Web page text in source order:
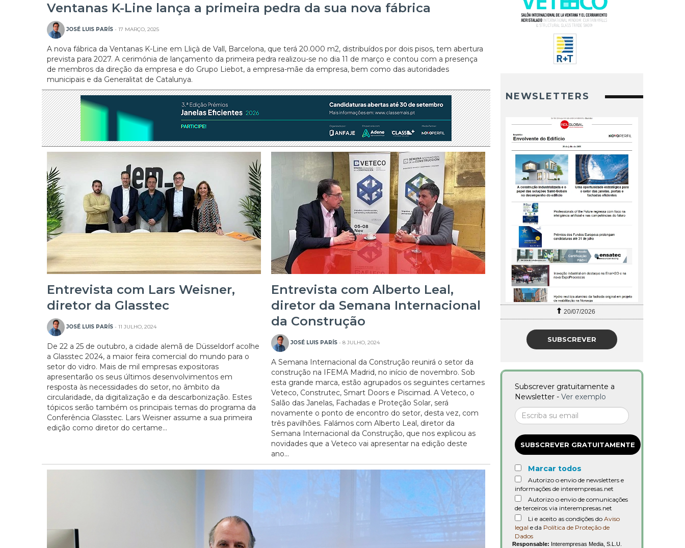
Ventanas K-Line lança a primeira pedra da sua nova fábrica
JOSÉ LUIS PARÍS - 17 MARÇO, 2025
A nova fábrica da Ventanas K-Line em Lliçà de Vall, Barcelona, que terá 20.000 m2, distribuídos por dois pisos, tem abertura
prevista para 2027. A cerimónia de lançamento da primeira pedra realizou-se no dia 11 de março e contou com a presença
de membros da direção da empresa e do Grupo Liebot, a empresa-mãe da empresa, bem como das autoridades
municipais e da Generalitat de Catalunya.
Entrevista com Lars Weisner,
diretor da Glasstec
JOSÉ LUIS PARÍS - 11 JULHO, 2024
De 22 a 25 de outubro, a cidade alemã de Düsseldorf acolhe
a Glasstec 2024, a maior feira comercial do mundo para o
setor do vidro. Mais de mil empresas expositoras
apresentarão os seus últimos desenvolvimentos em
resposta às necessidades do setor, no âmbito da
circularidade, da digitalização e da descarbonização. Estes
tópicos serão também os principais temas do programa da
Conferência Glasstec. Lars Weisner assume a sua primeira
edição como diretor do certame...
Entrevista com Alberto Leal,
diretor da Semana Internacional
da Construção
JOSÉ LUIS PARÍS - 8 JULHO, 2024
A Semana Internacional da Construção reunirá o setor da
construção na IFEMA Madrid, no início de novembro. Sob
esta grande marca, estão agrupados os seguintes certames
Veteco, Construtec, Smart Doors e Piscimad. A Veteco, o
Salão das Janelas, Fachadas e Proteção Solar, será
novamente o ponto de encontro do setor, desta vez, com
três pavilhões. Falámos com Alberto Leal, diretor da
Semana Internacional da Construção, que nos explicou as
novidades que a Veteco vai apresentar na edição deste
ano...
NEWSLETTERS
20/07/2026 27/07/2026 20/07/2026 27/07/2026
SUBSCREVER
Subscrever gratuitamente a
Newsletter - Ver exemplo
SUBSCREVER GRATUITAMENTE
Marcar todos
Autorizo o envio de newsletters e
informações de interempresas.net
Autorizo o envio de comunicações
de terceiros via interempresas.net
Li e aceito as condições do Aviso
legal e da Política de Proteção de
Dados
Responsable: Interempresas Media, S.L.U.